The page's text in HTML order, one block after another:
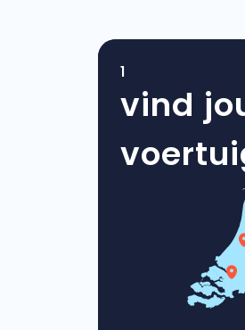
1
vind